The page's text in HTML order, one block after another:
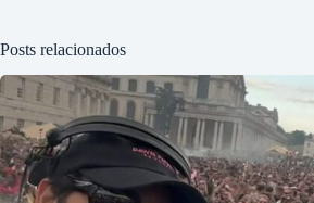
Posts relacionados